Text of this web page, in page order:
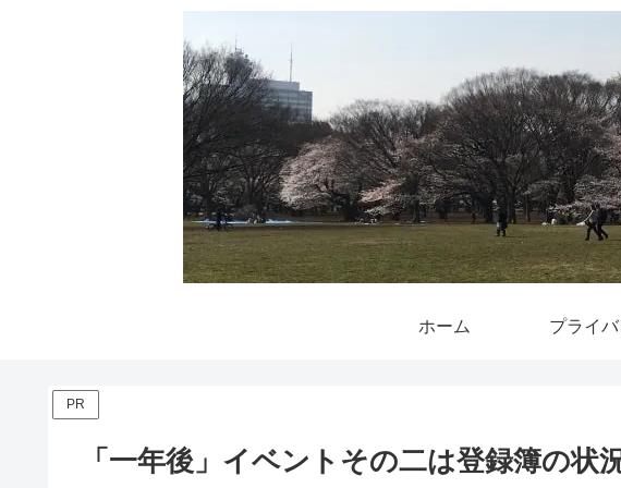
ホーム プライ
PR
「一年後」イベントその二は登録簿の状